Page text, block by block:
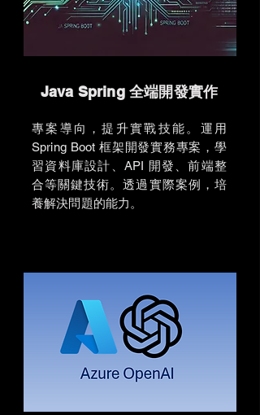
​Java Spring 全端開發實作
專案導向，提升實戰技能。運用
Spring Boot 框架開發實務專案，學
習資料庫設計、API 開發、前端整
合等關鍵技術。透過實際案例，培
養解決問題的能力。